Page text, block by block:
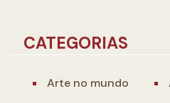
CATEGORIAS
Arte no mundo